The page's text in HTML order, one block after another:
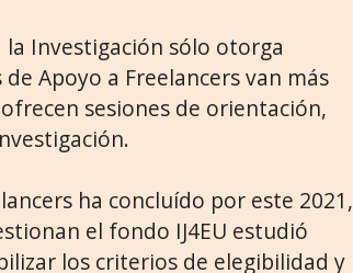
Investigación sólo otorga
Apoyo a Freelancers van más
sesiones de orientación,
ha concluído por este 2021,
el fondo IJ4EU estudió
los criterios de elegibilidad y